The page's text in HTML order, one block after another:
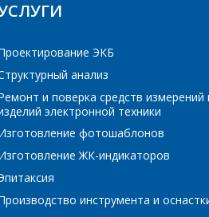
ЭКБ
анализ
и поверка средств измерений
электронной техники
фотошаблонов
ЖК-индикаторов
инструмента и
данных*